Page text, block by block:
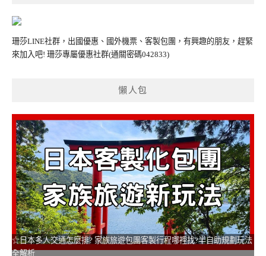
珊莎LINE社群，出國優惠、國外機票、客製包團，有興趣的朋友，趕緊
來加入吧! 珊莎專屬優惠社群(通關密碼042833)
懶人包
☆日本多人交通怎麼排? 家族旅遊包團客製行程哪裡找?半自助規劃玩法
全解析